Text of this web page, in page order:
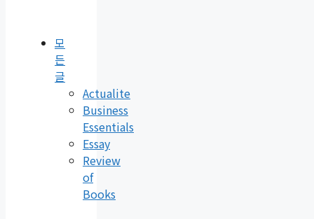
모
든
글
Actualite
Business
Essentials
Essay
Review
of
Books